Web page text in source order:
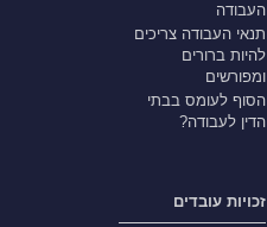
העבודה
תנאי העבודה צריכים
להיות ברורים
ומפורשים
הסוף לעומס בבתי
הדין לעבודה?
זכויות עובדים